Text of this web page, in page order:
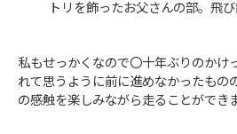
トリを飾ったお父さんの部。飛
私もせっかくなので〇十年ぶりのかけ
れて思うように前に進めなかったもの
の感触を楽しみながら走ることができ